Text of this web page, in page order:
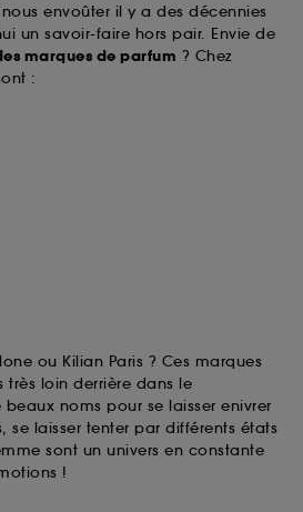
envoûter il y a des décennies
un savoir-faire hors pair. Envie de
marques de parfum ? Chez
:
ou Kilian Paris ? Ces marques
très loin derrière dans le
noms pour se laisser enivrer
se laisser tenter par différents états
sont un univers en constante
!